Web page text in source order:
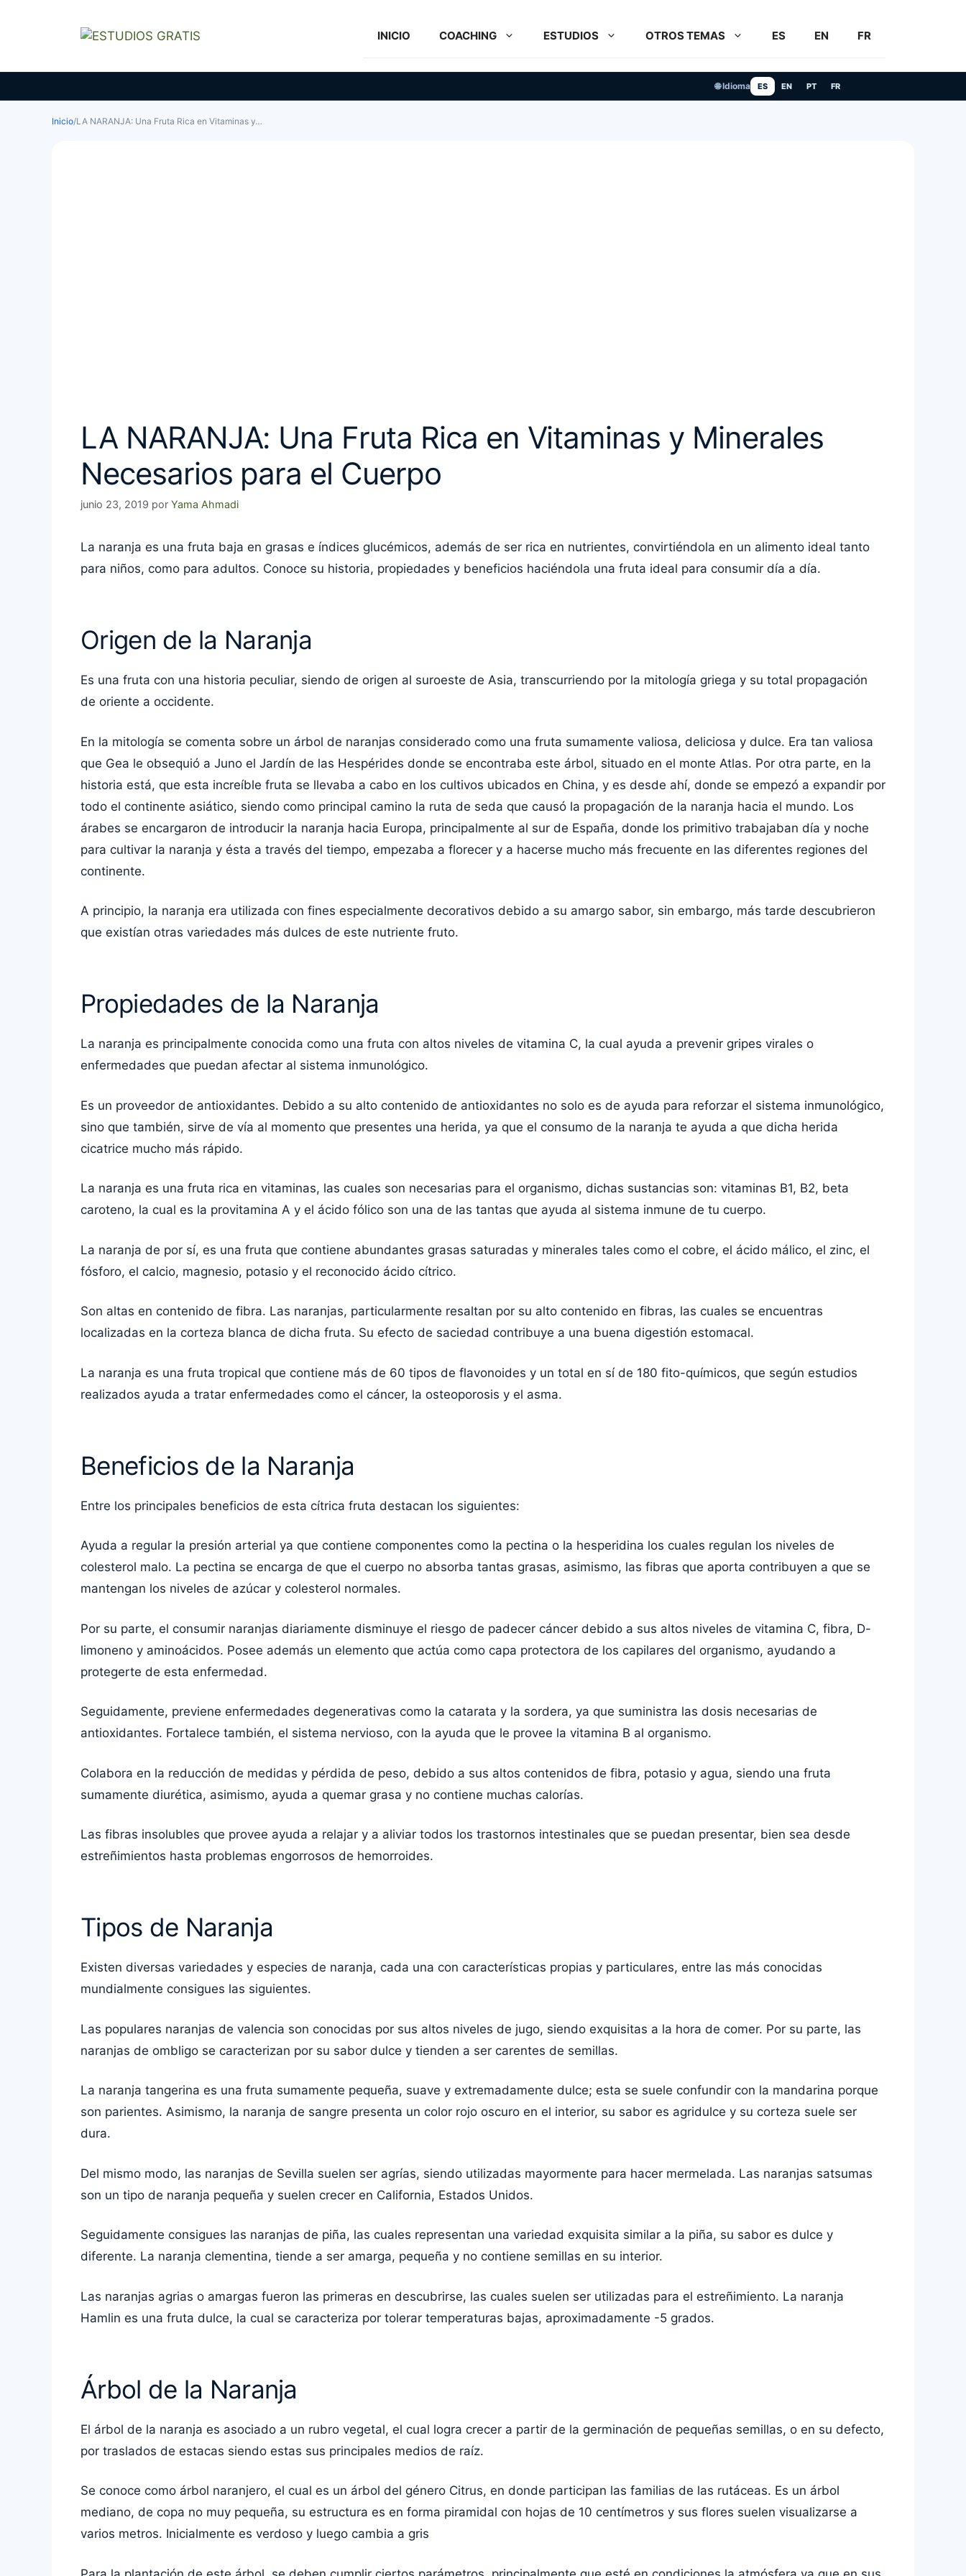
INICIO COACHING ESTUDIOS OTROS TEMAS ES EN FR
🌐 Idioma ES EN PT FR
Inicio/LA NARANJA: Una Fruta Rica en Vitaminas y…
LA NARANJA: Una Fruta Rica en Vitaminas y Minerales
Necesarios para el Cuerpo
junio 23, 2019 por Yama Ahmadi
La naranja es una fruta baja en grasas e índices glucémicos, además de ser rica en nutrientes, convirtiéndola en un alimento ideal tanto
para niños, como para adultos. Conoce su historia, propiedades y beneficios haciéndola una fruta ideal para consumir día a día.
Origen de la Naranja
Es una fruta con una historia peculiar, siendo de origen al suroeste de Asia, transcurriendo por la mitología griega y su total propagación
de oriente a occidente.
En la mitología se comenta sobre un árbol de naranjas considerado como una fruta sumamente valiosa, deliciosa y dulce. Era tan valiosa
que Gea le obsequió a Juno el Jardín de las Hespérides donde se encontraba este árbol, situado en el monte Atlas. Por otra parte, en la
historia está, que esta increíble fruta se llevaba a cabo en los cultivos ubicados en China, y es desde ahí, donde se empezó a expandir por
todo el continente asiático, siendo como principal camino la ruta de seda que causó la propagación de la naranja hacia el mundo. Los
árabes se encargaron de introducir la naranja hacia Europa, principalmente al sur de España, donde los primitivo trabajaban día y noche
para cultivar la naranja y ésta a través del tiempo, empezaba a florecer y a hacerse mucho más frecuente en las diferentes regiones del
continente.
A principio, la naranja era utilizada con fines especialmente decorativos debido a su amargo sabor, sin embargo, más tarde descubrieron
que existían otras variedades más dulces de este nutriente fruto.
Propiedades de la Naranja
La naranja es principalmente conocida como una fruta con altos niveles de vitamina C, la cual ayuda a prevenir gripes virales o
enfermedades que puedan afectar al sistema inmunológico.
Es un proveedor de antioxidantes. Debido a su alto contenido de antioxidantes no solo es de ayuda para reforzar el sistema inmunológico,
sino que también, sirve de vía al momento que presentes una herida, ya que el consumo de la naranja te ayuda a que dicha herida
cicatrice mucho más rápido.
La naranja es una fruta rica en vitaminas, las cuales son necesarias para el organismo, dichas sustancias son: vitaminas B1, B2, beta
caroteno, la cual es la provitamina A y el ácido fólico son una de las tantas que ayuda al sistema inmune de tu cuerpo.
La naranja de por sí, es una fruta que contiene abundantes grasas saturadas y minerales tales como el cobre, el ácido málico, el zinc, el
fósforo, el calcio, magnesio, potasio y el reconocido ácido cítrico.
Son altas en contenido de fibra. Las naranjas, particularmente resaltan por su alto contenido en fibras, las cuales se encuentras
localizadas en la corteza blanca de dicha fruta. Su efecto de saciedad contribuye a una buena digestión estomacal.
La naranja es una fruta tropical que contiene más de 60 tipos de flavonoides y un total en sí de 180 fito-químicos, que según estudios
realizados ayuda a tratar enfermedades como el cáncer, la osteoporosis y el asma.
Beneficios de la Naranja
Entre los principales beneficios de esta cítrica fruta destacan los siguientes:
Ayuda a regular la presión arterial ya que contiene componentes como la pectina o la hesperidina los cuales regulan los niveles de
colesterol malo. La pectina se encarga de que el cuerpo no absorba tantas grasas, asimismo, las fibras que aporta contribuyen a que se
mantengan los niveles de azúcar y colesterol normales.
Por su parte, el consumir naranjas diariamente disminuye el riesgo de padecer cáncer debido a sus altos niveles de vitamina C, fibra, D-
limoneno y aminoácidos. Posee además un elemento que actúa como capa protectora de los capilares del organismo, ayudando a
protegerte de esta enfermedad.
Seguidamente, previene enfermedades degenerativas como la catarata y la sordera, ya que suministra las dosis necesarias de
antioxidantes. Fortalece también, el sistema nervioso, con la ayuda que le provee la vitamina B al organismo.
Colabora en la reducción de medidas y pérdida de peso, debido a sus altos contenidos de fibra, potasio y agua, siendo una fruta
sumamente diurética, asimismo, ayuda a quemar grasa y no contiene muchas calorías.
Las fibras insolubles que provee ayuda a relajar y a aliviar todos los trastornos intestinales que se puedan presentar, bien sea desde
estreñimientos hasta problemas engorrosos de hemorroides.
Tipos de Naranja
Existen diversas variedades y especies de naranja, cada una con características propias y particulares, entre las más conocidas
mundialmente consigues las siguientes.
Las populares naranjas de valencia son conocidas por sus altos niveles de jugo, siendo exquisitas a la hora de comer. Por su parte, las
naranjas de ombligo se caracterizan por su sabor dulce y tienden a ser carentes de semillas.
La naranja tangerina es una fruta sumamente pequeña, suave y extremadamente dulce; esta se suele confundir con la mandarina porque
son parientes. Asimismo, la naranja de sangre presenta un color rojo oscuro en el interior, su sabor es agridulce y su corteza suele ser
dura.
Del mismo modo, las naranjas de Sevilla suelen ser agrías, siendo utilizadas mayormente para hacer mermelada. Las naranjas satsumas
son un tipo de naranja pequeña y suelen crecer en California, Estados Unidos.
Seguidamente consigues las naranjas de piña, las cuales representan una variedad exquisita similar a la piña, su sabor es dulce y
diferente. La naranja clementina, tiende a ser amarga, pequeña y no contiene semillas en su interior.
Las naranjas agrias o amargas fueron las primeras en descubrirse, las cuales suelen ser utilizadas para el estreñimiento. La naranja
Hamlin es una fruta dulce, la cual se caracteriza por tolerar temperaturas bajas, aproximadamente -5 grados.
Árbol de la Naranja
El árbol de la naranja es asociado a un rubro vegetal, el cual logra crecer a partir de la germinación de pequeñas semillas, o en su defecto,
por traslados de estacas siendo estas sus principales medios de raíz.
Se conoce como árbol naranjero, el cual es un árbol del género Citrus, en donde participan las familias de las rutáceas. Es un árbol
mediano, de copa no muy pequeña, su estructura es en forma piramidal con hojas de 10 centímetros y sus flores suelen visualizarse a
varios metros. Inicialmente es verdoso y luego cambia a gris